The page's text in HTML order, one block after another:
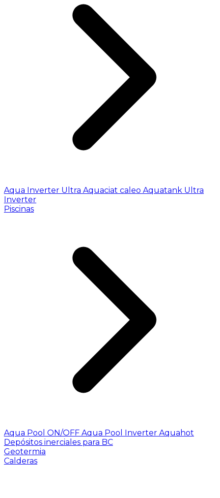
Aqua Inverter Ultra Aquaciat caleo Aquatank Ultra
Inverter
Piscinas
Aqua Pool ON/OFF Aqua Pool Inverter Aquahot
Depósitos inerciales para BC
Geotermia
Calderas